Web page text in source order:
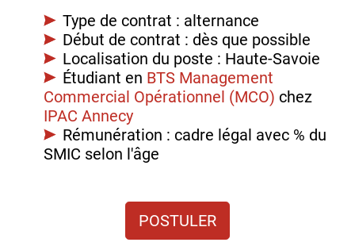
Type de contrat : alternance
Début de contrat : dès que possible
Localisation du poste : Haute-Savoie
Étudiant en BTS Management
Commercial Opérationnel (MCO) chez
IPAC Annecy
Rémunération : cadre légal avec % du
SMIC selon l'âge
POSTULER